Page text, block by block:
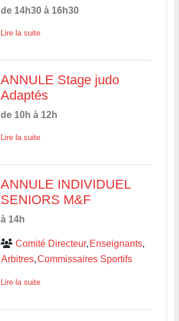
de 14h30 à 16h30
Lire la suite
ANNULE Stage judo
Adaptés
de 10h à 12h
Lire la suite
ANNULE INDIVIDUEL
SENIORS M&F
à 14h
Comité Directeur Enseignants
Arbitres Commissaires Sportifs
Lire la suite